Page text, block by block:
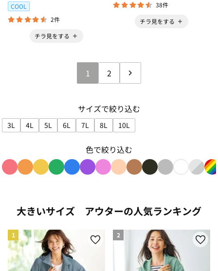
COOL
2件
チラ見をする
38件
チラ見をする
1 2
サイズで絞り込む
3L
サイズで絞り込み: 3L
4L
サイズで絞り込み: 4L
5L
サイズで絞り込み: 5L
6L
サイズで絞り込み: 6L
7L
サイズで絞り込み: 7L
8L
サイズで絞り込み: 8L
10L
サイズで絞り込み: 10L
色で絞り込む
大きいサイズ アウターの人気ランキング
1 2